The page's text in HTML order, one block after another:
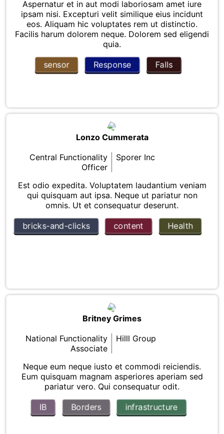
Aspernatur et in aut modi laboriosam amet iure
ipsam nisi. Excepturi velit similique eius incidunt
eos. Aliquam hic voluptates rem ut distinctio.
Facilis harum dolorem neque. Dolorem sed eligendi
quia.
sensor Response Falls
Lonzo Cummerata
Central Functionality
Officer
Sporer Inc
Est odio expedita. Voluptatem laudantium veniam
qui quisquam aut ipsa. Neque ut pariatur non
omnis. Ut et consequatur deserunt.
bricks-and-clicks content Health
Britney Grimes
National Functionality
Associate
Hilll Group
Neque eum neque iusto et commodi reiciendis.
Eum quisquam magnam asperiores aperiam sed
pariatur vero. Qui consequatur odit.
IB Borders infrastructure